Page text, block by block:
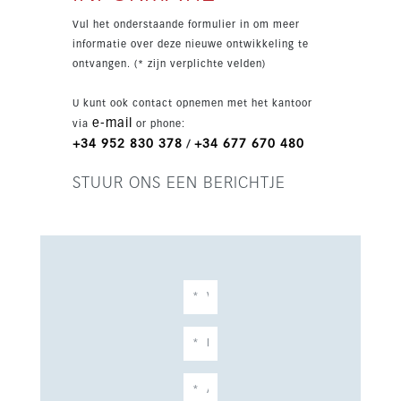
de stranden van Guadalmar en Torremolinos en
de internationale luchthaven van Málaga, ideaal
nieuwbouwinvestering.
Vul het onderstaande formulier in om meer
informatie over deze nieuwe ontwikkeling te
ontvangen. (* zijn verplichte velden)
U kunt ook contact opnemen met het kantoor
via e-mail or phone:
+34 952 830 378 / +34 677 670 480
STUUR ONS EEN BERICHTJE